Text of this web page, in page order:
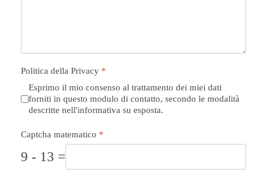
Politica della Privacy *
Esprimo il mio consenso al trattamento dei miei dati
forniti in questo modulo di contatto, secondo le modalità
descritte nell'informativa su esposta.
Captcha matematico *
9 - 13 =